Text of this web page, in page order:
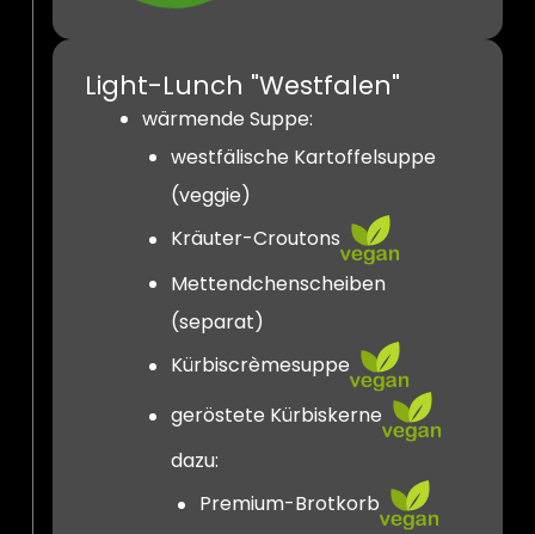
Light-Lunch "Westfalen"
wärmende Suppe:
westfälische Kartoffelsuppe
(veggie)
Kräuter-Croutons
Mettendchenscheiben
(separat)
Kürbiscrèmesuppe
geröstete Kürbiskerne
dazu:
Premium-Brotkorb